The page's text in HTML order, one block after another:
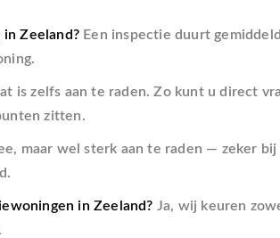
Zeeland? Een inspectie duurt
is zelfs aan te raden. Zo kunt u direct
zitten.
maar wel sterk aan te raden — zeker
in Zeeland? Ja, wij keuren